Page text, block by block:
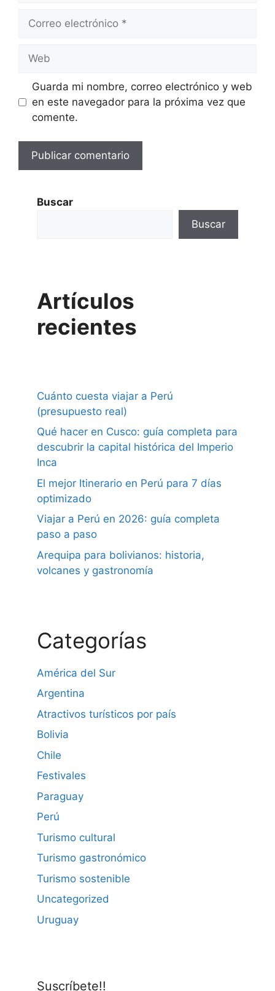
Correo
Web
Guarda mi nombre, correo electrónico y web
en este navegador para la próxima vez que
comente.
Buscar
Buscar
Artículos
recientes
Cuánto cuesta viajar a Perú
(presupuesto real)
Qué hacer en Cusco: guía completa para
descubrir la capital histórica del Imperio
Inca
El mejor Itinerario en Perú para 7 días
optimizado
Viajar a Perú en 2026: guía completa
paso a paso
Arequipa para bolivianos: historia,
volcanes y gastronomía
Categorías
América del Sur
Argentina
Atractivos turísticos por país
Bolivia
Chile
Festivales
Paraguay
Perú
Turismo cultural
Turismo gastronómico
Turismo sostenible
Uncategorized
Uruguay
Suscríbete!!